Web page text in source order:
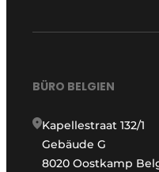
BÜRO BELGIEN
Kapellestraat 132/1
Gebäude G
8020 Oostkamp